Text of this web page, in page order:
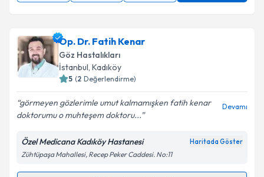
Op. Dr. Fatih Kenar
Göz Hastalıkları
İstanbul, Kadıköy
5 (2 Değerlendirme)
görmeyen gözlerimle umut kalmamışken fatih kenar
doktorumu o muhteşem doktoru...
Devamı
Özel Medicana Kadıköy Hastanesi Haritada Göster
Zühtüpaşa Mahallesi, Recep Peker Caddesi. No:11